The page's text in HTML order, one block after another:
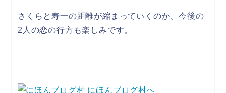
さくらと寿一の距離が縮まっていくのか、今後の
2人の恋の行方も楽しみです。